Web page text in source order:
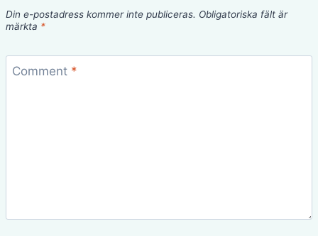
Din e-postadress kommer inte publiceras. Obligatoriska fält är
märkta *
Comment *